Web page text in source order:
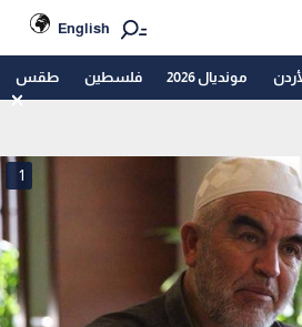
English
مونديال 2026 فلسطين طقس
1